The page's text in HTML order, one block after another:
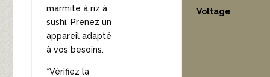
marmite à riz à
sushi. Prenez un
appareil adapté
à vos besoins.
*Vérifiez la
Voltage